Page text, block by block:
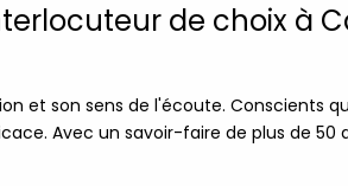
de choix à
et son sens de l'écoute. Conscients
Avec un savoir-faire de plus de 50